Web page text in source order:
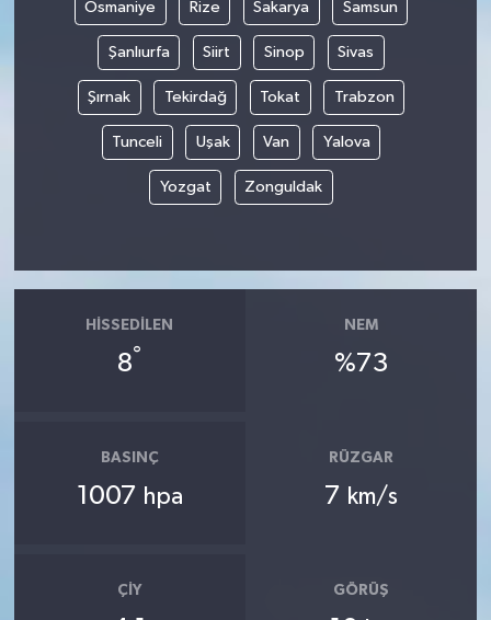
Osmaniye Rize Sakarya Samsun
Şanlıurfa Siirt Sinop Sivas
Şırnak Tekirdağ Tokat Trabzon
Tunceli Uşak Van Yalova
Yozgat Zonguldak
HISSEDILEN
8°
NEM
%73
BASINÇ
1007 hpa
RÜZGAR
7 km/s
ÇIY GÖRÜŞ